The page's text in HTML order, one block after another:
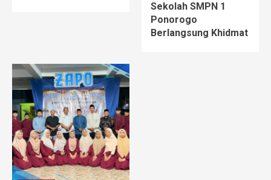
Sekolah SMPN 1
Ponorogo
Berlangsung Khidmat